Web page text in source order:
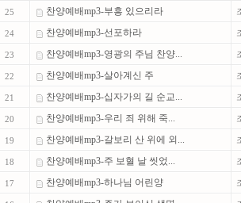
25 찬양예배mp3-부흥 있으리라
24 찬양예배mp3-선포하라
23 찬양예배mp3-영광의 주님 찬양...
22 찬양예배mp3-살아계신 주
21 찬양예배mp3-십자가의 길 순교...
20 찬양예배mp3-우리 죄 위해 죽...
19 찬양예배mp3-갈보리 산 위에 외...
18 찬양예배mp3-주 보혈 날 씻었...
17 찬양예배mp3-하나님 어린양